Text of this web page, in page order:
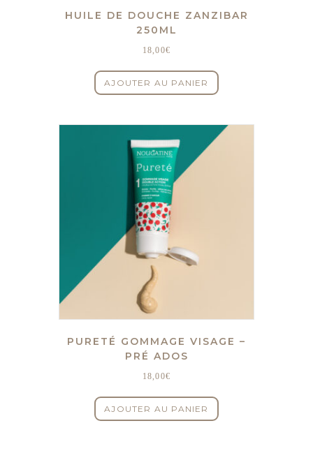
HUILE DE DOUCHE ZANZIBAR
250ML
18,00€
AJOUTER AU PANIER
PURETÉ GOMMAGE VISAGE –
PRÉ ADOS
18,00€
AJOUTER AU PANIER